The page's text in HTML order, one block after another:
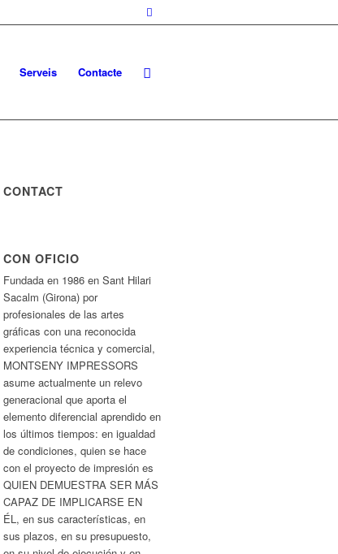
Serveis Contacte
CONTACT
CON OFICIO
Fundada en 1986 en Sant Hilari
Sacalm (Girona) por
profesionales de las artes
gráficas con una reconocida
experiencia técnica y comercial,
MONTSENY IMPRESSORS
asume actualmente un relevo
generacional que aporta el
elemento diferencial aprendido en
los últimos tiempos: en igualdad
de condiciones, quien se hace
con el proyecto de impresión es
QUIEN DEMUESTRA SER MÁS
CAPAZ DE IMPLICARSE EN
ÉL, en sus características, en
sus plazos, en su presupuesto,